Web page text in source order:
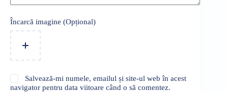
Încarcă imagine (Opțional)
Salvează-mi numele, emailul și site-ul web în acest
navigator pentru data viitoare când o să comentez.